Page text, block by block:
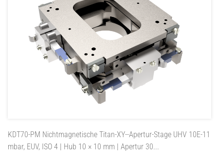
KDT70-PM Nichtmagnetische Titan-XY--Apertur-Stage UHV 10E-11
mbar, EUV, ISO 4 | Hub 10 × 10 mm | Apertur 30...